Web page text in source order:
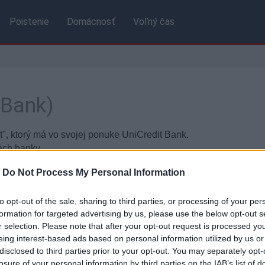
Do Not Process My Personal Information
opt-out of the sale, sharing to third parties, or processing of your
for targeted advertising by us, please use the below opt-out
selection. Please note that after your opt-out request is processed
interest-based ads based on personal information utilized by us
to third parties prior to your opt-out. You may separately
of your personal information by third parties on the IAB’s list of
Poistenie Domácnosť Voľný čas
ktorý má vo svojej ponuke UniCredit Bank.
banky.
Hypoúver Invest